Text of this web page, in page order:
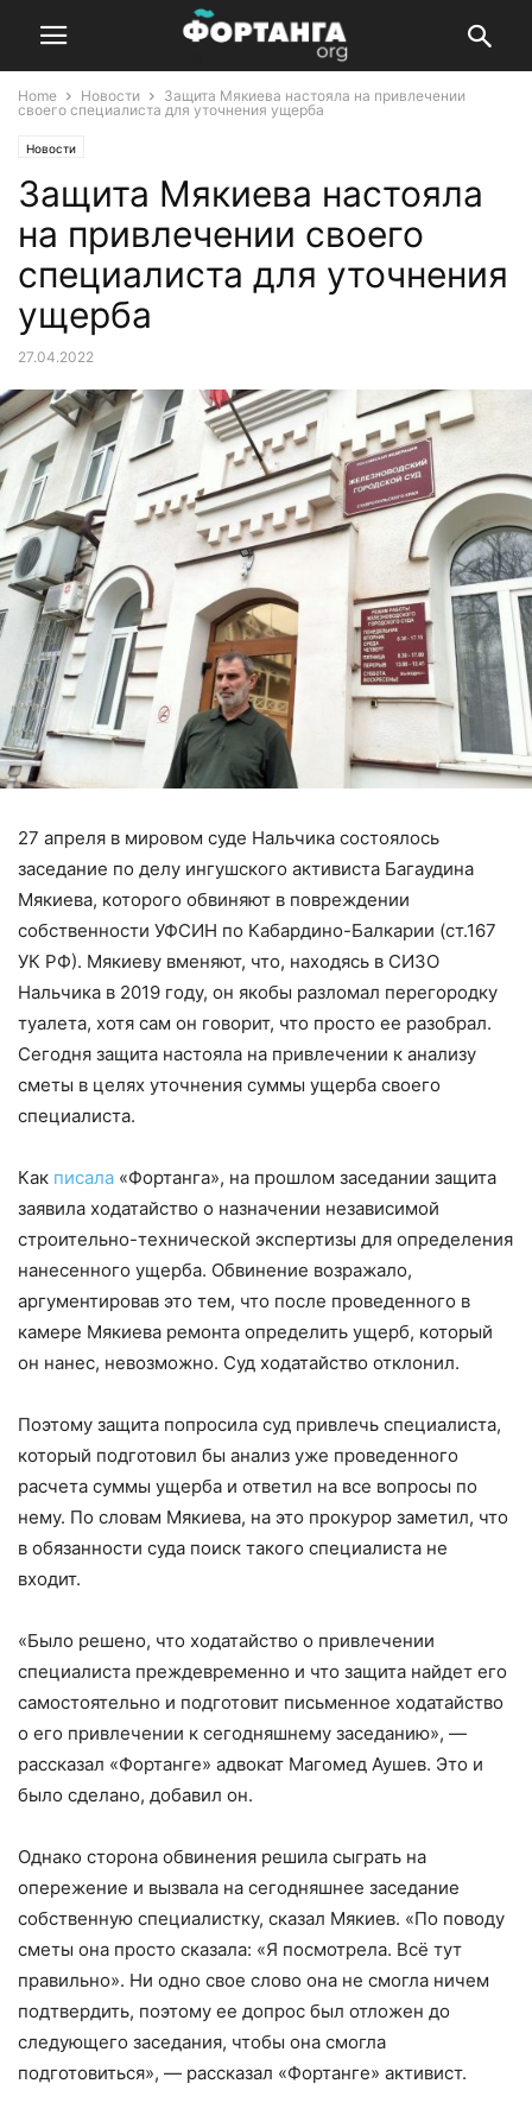
Home Новости
Защита Мякиева настояла на привлечении
своего специалиста для уточнения ущерба
Новости
Защита Мякиева настояла
на привлечении своего
специалиста для уточнения
ущерба
27.04.2022
27 апреля в мировом суде Нальчика состоялось
заседание по делу ингушского активиста Багаудина
Мякиева, которого обвиняют в повреждении
собственности УФСИН по Кабардино-Балкарии (ст.167
УК РФ). Мякиеву вменяют, что, находясь в СИЗО
Нальчика в 2019 году, он якобы разломал перегородку
туалета, хотя сам он говорит, что просто ее разобрал.
Сегодня защита настояла на привлечении к анализу
сметы в целях уточнения суммы ущерба своего
специалиста.
Как писала «Фортанга», на прошлом заседании защита
заявила ходатайство о назначении независимой
строительно-технической экспертизы для определения
нанесенного ущерба. Обвинение возражало,
аргументировав это тем, что после проведенного в
камере Мякиева ремонта определить ущерб, который
он нанес, невозможно. Суд ходатайство отклонил.
Поэтому защита попросила суд привлечь специалиста,
который подготовил бы анализ уже проведенного
расчета суммы ущерба и ответил на все вопросы по
нему. По словам Мякиева, на это прокурор заметил, что
в обязанности суда поиск такого специалиста не
входит.
«Было решено, что ходатайство о привлечении
специалиста преждевременно и что защита найдет его
самостоятельно и подготовит письменное ходатайство
о его привлечении к сегодняшнему заседанию», —
рассказал «Фортанге» адвокат Магомед Аушев. Это и
было сделано, добавил он.
Однако сторона обвинения решила сыграть на
опережение и вызвала на сегодняшнее заседание
собственную специалистку, сказал Мякиев. «По поводу
сметы она просто сказала: «Я посмотрела. Всё тут
правильно». Ни одно свое слово она не смогла ничем
подтвердить, поэтому ее допрос был отложен до
следующего заседания, чтобы она смогла
подготовиться», — рассказал «Фортанге» активист.